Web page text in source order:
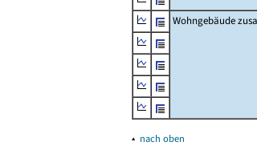
Wohngebäude
▴ nach oben